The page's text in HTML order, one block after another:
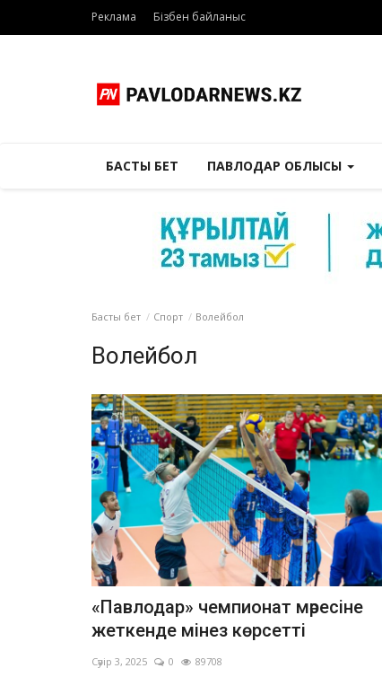
Реклама Бізбен байланыс
БАСТЫ БЕТ ПАВЛОДАР ОБЛЫСЫ
Басты бет Спорт Волейбол
Волейбол
«Павлодар» чемпионат мәресіне
жеткенде мінез көрсетті
Сәуір 3, 2025 0 89708